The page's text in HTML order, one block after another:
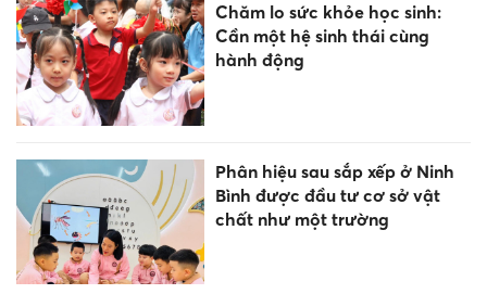
Chăm lo sức khỏe học sinh:
Cần một hệ sinh thái cùng
hành động
Phân hiệu sau sắp xếp ở Ninh
Bình được đầu tư cơ sở vật
chất như một trường